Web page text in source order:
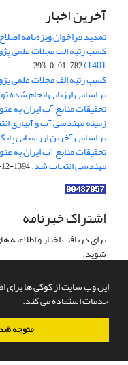
این وب سایت از کوکی ها برای
خدمات استفاده می کند.
متوجه
آخرین اخبار
تمدید فراخوان ویژه‌نامه
1401)
782-01-0-293
کسب رتبه الف مجلات علمی
تحقیقات منابع آب ایران به
زمینه مهندسی آب و آبیاری
بر اساس آخرین ارزشیابی
تحقیقات منابع آب ایران به
مهندسی انتخاب شد.1394-12-25
اشتراک خبرنامه
برای دریافت اخبار و
شوید.
سامانه مدیریت نشریات